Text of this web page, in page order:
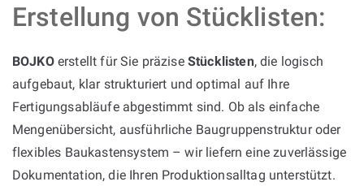
Erstellung von Stücklisten:
BOJKOerstellt für Sie präzise Stücklisten, die logisch
aufgebaut, klar strukturiert und optimal auf Ihre
Fertigungsabläufe abgestimmt sind. Ob als einfache
Mengenübersicht, ausführliche Baugruppenstruktur oder
flexibles Baukastensystem – wir liefern eine zuverlässige
Dokumentation, die Ihren Produktionsalltag unterstützt.